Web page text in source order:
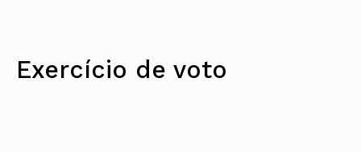
Exercício de voto